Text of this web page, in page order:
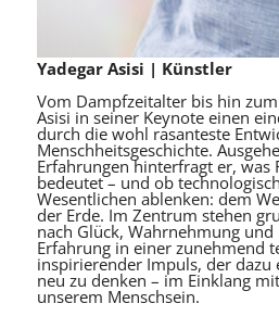
Yadegar Asisi | Künstler
Vom Dampfzeitalter bis hin
Asisi in seiner Keynote einen
durch die wohl rasanteste
Menschheitsgeschichte.
Erfahrungen hinterfragt er,
bedeutet – und ob
Wesentlichen ablenken: dem
der Erde. Im Zentrum stehen
nach Glück, Wahrnehmung
Erfahrung in einer zunehmend
inspirierender Impuls, der dazu
neu zu denken – im Einklang
unserem Menschsein.